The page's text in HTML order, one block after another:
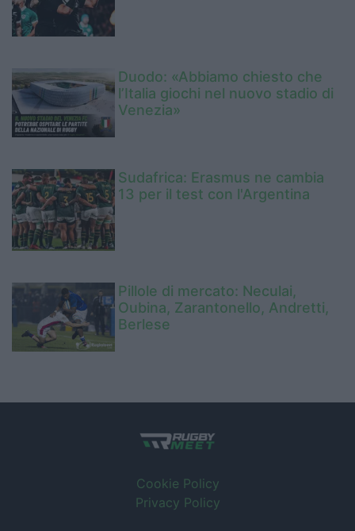
Duodo: «Abbiamo chiesto che
l’Italia giochi nel nuovo stadio di
Venezia»
Sudafrica: Erasmus ne cambia
13 per il test con l'Argentina
Pillole di mercato: Neculai,
Oubina, Zarantonello, Andretti,
Berlese
Cookie Policy
Privacy Policy